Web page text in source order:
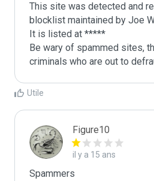
This site was detected and
blocklist maintained by Joe
It is listed at *****
Be wary of spammed sites,
criminals who are out to
Utile
Figure10
il y a 15 ans
Spammers